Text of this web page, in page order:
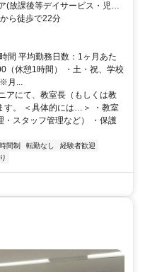
(放課後等デイサービス・児童
ら徒歩で22分
間 平均勤務日数：1ヶ月あた
（休憩1時間） ・土・祝、学校
※月...
アにて、教室長（もしくは教
す。 ＜具体的には…＞ ・教室
・スタッフ管理など） ・保護
間制 転勤なし
経験者歓迎